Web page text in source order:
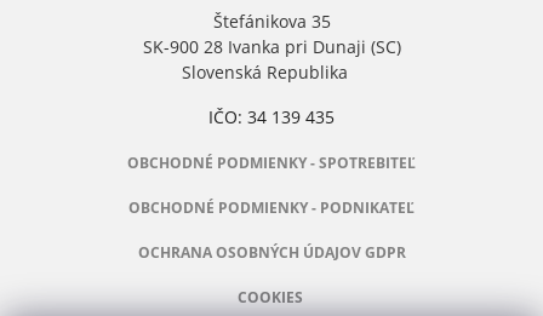
Štefánikova 35
SK-900 28 Ivanka pri Dunaji (SC)
Slovenská Republika
IČO: 34 139 435
OBCHODNÉ PODMIENKY - SPOTREBITEĽ
OBCHODNÉ PODMIENKY - PODNIKATEĽ
OCHRANA OSOBNÝCH ÚDAJOV GDPR
COOKIES